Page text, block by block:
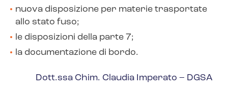
nuova disposizione per materie trasportate
allo stato fuso;
le disposizioni della parte 7;
la documentazione di bordo.
Dott.ssa Chim. Claudia Imperato – DGSA